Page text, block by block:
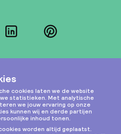
LinkedInPinterest
Instagram